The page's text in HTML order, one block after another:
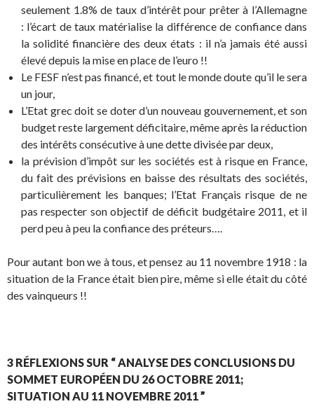
seulement 1.8% de taux d’intérêt pour prêter à l’Allemagne
: l’écart de taux matérialise la différence de confiance dans
la solidité financière des deux états : il n’a jamais été aussi
élevé depuis la mise en place de l’euro !!
Le FESF n’est pas financé, et tout le monde doute qu’il le sera
un jour,
L’Etat grec doit se doter d’un nouveau gouvernement, et son
budget reste largement déficitaire, même après la réduction
des intérêts consécutive à une dette divisée par deux,
la prévision d’impôt sur les sociétés est à risque en France,
du fait des prévisions en baisse des résultats des sociétés,
particulièrement les banques; l’Etat Français risque de ne
pas respecter son objectif de déficit budgétaire 2011, et il
perd peu à peu la confiance des préteurs….
Pour autant bon we à tous, et pensez au 11 novembre 1918 : la
situation de la France était bien pire, même si elle était du côté
des vainqueurs !!
3 RÉFLEXIONS SUR “ ANALYSE DES CONCLUSIONS DU
SOMMET EUROPÉEN DU 26 OCTOBRE 2011;
SITUATION AU 11 NOVEMBRE 2011 ”